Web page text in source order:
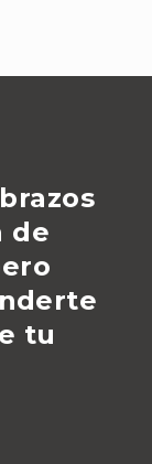
de
tu